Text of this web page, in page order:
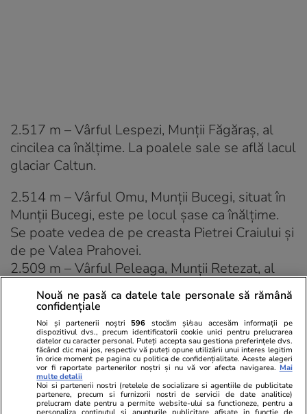
2.517 m – Vârful Lespezi, Munții Făgăraș, al
cincilea ca înălțime. La poalele sale se află lacul
glaciar Caltun.
2.514 m – Vârful Omu, Munții Bucegi, situat în
Munții Bucegi, este pe locul șase ca înălțime.
Se poate vedea de pe creasta Pietrei Craiului și
de pe Valea Prahovei.
2.509 m – Vârful Peleaga, Munții Retezat, al
cărui acces se poate face dinspre lacul Bucura,
Șaua Pelegii sau Curmătura Bucurei.
2.508 m – Vârful Păpușa, Munții Retezat este
al doilea ca înălțime din Retezat. Accesul se
poate face dinspre vârful Custura, Porțile
Închise sau Șaua Pelegii.
2.507 m – Vârful Vânătarea lui Buteanu, Munții
Nouă ne pasă ca datele tale personale să rămână
confidențiale
Noi și partenerii noștri 596 stocăm și/sau accesăm informații pe
dispozitivul dvs., precum identificatorii cookie unici pentru prelucrarea
datelor cu caracter personal. Puteți accepta sau gestiona preferințele dvs.
făcând clic mai jos, respectiv vă puteți opune utilizării unui interes legitim
în orice moment pe pagina cu politica de confidențialitate. Aceste alegeri
vor fi raportate partenerilor noștri și nu vă vor afecta navigarea. Mai
multe detalii
Noi si partenerii nostri (retelele de socializare si agentiile de publicitate
partenere, precum si furnizorii nostri de servicii de date analitice)
prelucram date pentru a permite website-ului sa functioneze, pentru a